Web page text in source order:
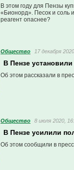
В этом году для Пензы
«Бионорд». Песок и соль
реагент опаснее?
Общество 17 декабря
В Пензе
Об этом рассказали в
Общество 8 июля 2020,
В Пензе усилили
Об этом сообщили в